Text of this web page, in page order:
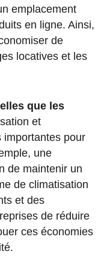
emplacement
en ligne. Ainsi,
de
locatives et les
que les
et
importantes pour
une
de maintenir un
de climatisation
et des
de réduire
ces économies